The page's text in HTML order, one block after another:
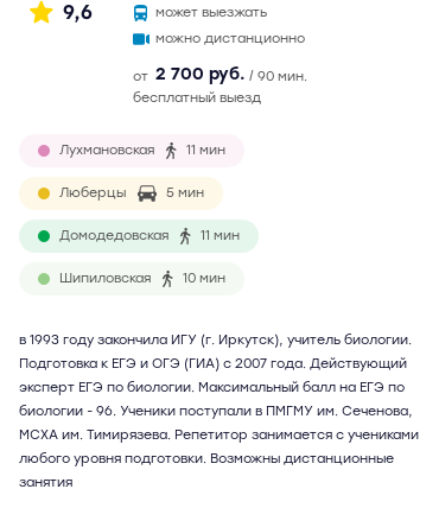
9,6
может выезжать
можно дистанционно
от 2 700 руб. / 90 мин.
бесплатный выезд
Лухмановская 11 мин
Люберцы 5 мин
Домодедовская 11 мин
Шипиловская 10 мин
в 1993 году закончила ИГУ (г. Иркутск), учитель биологии.
Подготовка к ЕГЭ и ОГЭ (ГИА) с 2007 года. Действующий
эксперт ЕГЭ по биологии. Максимальный балл на ЕГЭ по
биологии - 96. Ученики поступали в ПМГМУ им. Сеченова,
МСХА им. Тимирязева. Репетитор занимается с учениками
любого уровня подготовки. Возможны дистанционные
занятия